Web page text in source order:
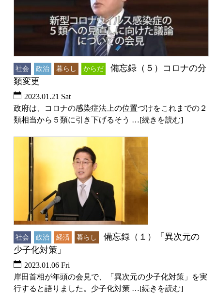
社会 政治 暮らし からだ
備忘録（５）コロナの分
類変更
2023.01.21 Sat
政府は、コロナの感染症法上の位置づけをこれまでの２
類相当から５類に引き下げるそう …[続きを読む]
社会 政治 経済 暮らし
備忘録（１）「異次元の
少子化対策」
2023.01.06 Fri
岸田首相が年頭の会見で、「異次元の少子化対策」を実
行すると語りました。少子化対策 …[続きを読む]